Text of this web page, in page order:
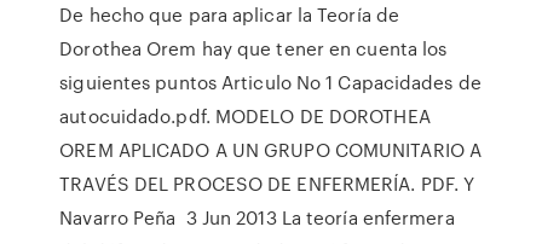
De hecho que para aplicar la Teoría de
Dorothea Orem hay que tener en cuenta los
siguientes puntos Articulo No 1 Capacidades de
autocuidado.pdf. MODELO DE DOROTHEA
OREM APLICADO A UN GRUPO COMUNITARIO A
TRAVÉS DEL PROCESO DE ENFERMERÍA. PDF. Y
Navarro Peña 3 Jun 2013 La teoría enfermera